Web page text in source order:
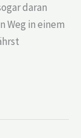
daran
Weg in einem